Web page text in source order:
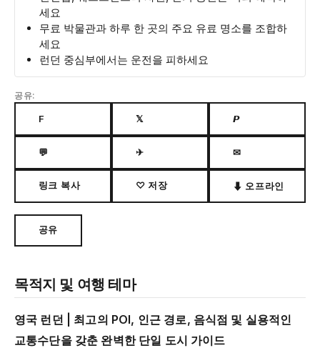
세요
무료 박물관과 하루 한 곳의 주요 유료 명소를 조합하
세요
런던 중심부에서는 운전을 피하세요
공유:
F 𝕏 𝙋
💬 ✈ ✉
링크 복사 ♡ 저장 ⬇ 오프라인
공유
목적지 및 여행 테마
영국 런던 | 최고의 POI, 인근 경로, 음식점 및 실용적인
교통수단을 갖춘 완벽한 단일 도시 가이드